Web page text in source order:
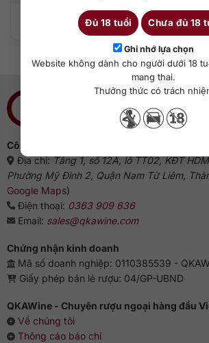
Đủ 18 tuổi Chưa đủ 18
Ghi nhớ lựa chọn
Website không dành cho người dưới 18
mang thai.
Thưởng thức có trách
Thêm vào giỏ hàng
Công ty cổ phần QKAWine
Địa chỉ:Tầng 1, số 12A, lô TT02, KĐT
Phường Mỹ Đình 2, Quận Nam Từ Liêm,
Google Maps)
Điện thoại: 0363 909 636
Email: sales@qkawine.com
Chứng nhận kinh doanh
Mã số doanh nghiệp: 0110385539 -
Giấy phép bán lẻ rượu: 04/GP-UBND
QKAWine - Chuyên rượu ngoại hàng đầu
Về chúng tôi
Thông cáo báo chí